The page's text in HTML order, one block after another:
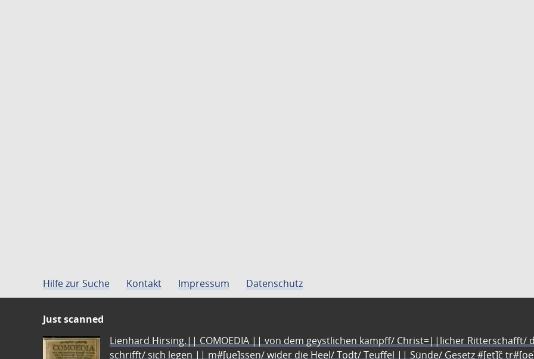
Hilfe zur Suche Kontakt Impressum Datenschutz
Just scanned
Lienhard Hirsing.|| COMOEDIA || von dem geystlichen kampff/ Christ=||licher Ritterschafft/
schrifft/ sich legen || m#[ue]ssen/ wider die Heel/ Todt/ Teuffel || Sünde/ Gesetz #[et]c̃